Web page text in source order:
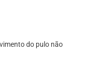
do pulo não